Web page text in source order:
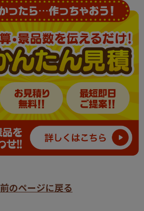
前のページに戻る